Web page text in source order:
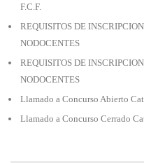
F.C.F.
REQUISITOS DE
NODOCENTES
REQUISITOS DE
NODOCENTES
Llamado a Concurso Abierto
Llamado a Concurso Cerrado